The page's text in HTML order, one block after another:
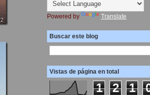
Powered by Translate
Buscar este blog
Vistas de página en total
1 2 1